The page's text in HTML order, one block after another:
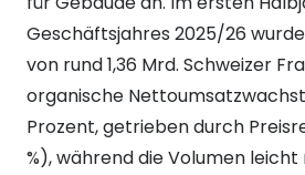
Geschäftsjahres 2025/26
von rund 1,36 Mrd. Schweizer
organische
Prozent, getrieben durch
%), während die Volumen